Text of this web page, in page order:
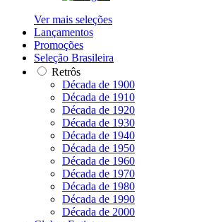
Ver mais seleções
Lançamentos
Promoções
Seleção Brasileira
Retrôs
Década de 1900
Década de 1910
Década de 1920
Década de 1930
Década de 1940
Década de 1950
Década de 1960
Década de 1970
Década de 1980
Década de 1990
Década de 2000